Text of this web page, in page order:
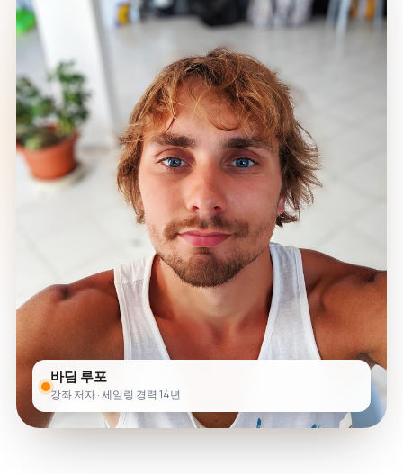
바딤 루포
강좌 저자 · 세일링 경력 14년